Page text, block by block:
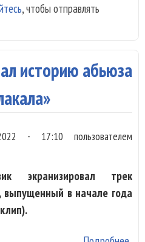
, чтобы отправлять
историю абьюза
- 17:10 пользователем
экранизировал трек
выпущенный в начале года